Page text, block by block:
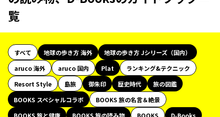
覧
すべて 地球の歩き方 海外
地球の歩き方 Jシリーズ（国内）
aruco 海外
aruco 国内 Plat
ランキング&テクニック
Resort Style
島旅 御朱印 歴史時代
旅の図鑑
BOOKS スペシャルコラボ
BOOKS 旅の名言＆絶景
BOOKS 旅と健康
BOOKS 旅の読み物 BOOKS
D-Books